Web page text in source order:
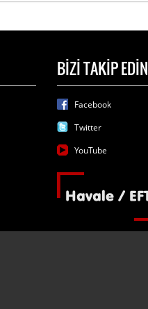
BİZİ TAKİP EDİN
Facebook
Twitter
YouTube